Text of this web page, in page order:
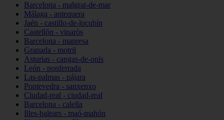
Barcelona - malgrat-de-mar
Málaga - antequera
Jaén - castillo-de-locubín
Castellón - vinaròs
Barcelona - manresa
Granada - motril
Asturias - cangas-de-onís
León - ponferrada
Las-palmas - pájara
Pontevedra - sanxenxo
Ciudad-real - ciudad-real
Barcelona - calella
Illes-balears - maó-mahón